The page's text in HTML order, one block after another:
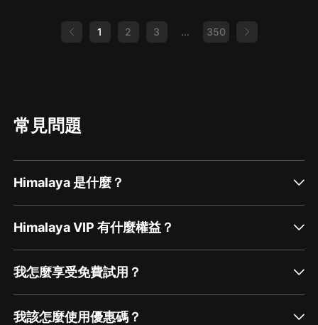
1 2 3 ... 350
常見問題
Himalaya 是什麼？
Himalaya VIP 有什麼權益？
我怎麼享受免費試用？
我該怎麼使用優惠碼？